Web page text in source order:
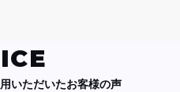
いただいたお客様の声